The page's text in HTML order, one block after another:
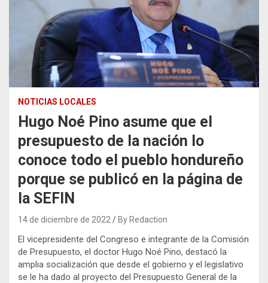
NOTICIAS LOCALES
Hugo Noé Pino asume que el
presupuesto de la nación lo
conoce todo el pueblo hondureño
porque se publicó en la página de
la SEFIN
14 de diciembre de 2022 By Redaction
El vicepresidente del Congreso e integrante de la Comisión
de Presupuesto, el doctor Hugo Noé Pino, destacó la
amplia socialización que desde el gobierno y el legislativo
se le ha dado al proyecto del Presupuesto General de la